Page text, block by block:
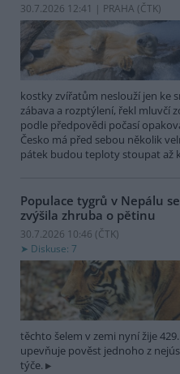
30.7.2026 12:41 | PRAHA (ČTK)
kostky zvířatům neslouží jen ke
zábava a rozptýlení, řekl mluvčí
podle předpovědi počasí
Česko má před sebou několik
pátek budou teploty stoupat až
Populace tygrů v Nepálu
zvýšila zhruba o pětinu
30.7.2026 10:46 (ČTK)
Diskuse: 7
těchto šelem v zemi nyní žije
upevňuje pověst jednoho z
týče.